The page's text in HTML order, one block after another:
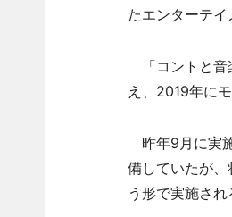
たエンターテ
「コントと音
え、2019年に
昨年9月に実
備していたが
う形で実施され